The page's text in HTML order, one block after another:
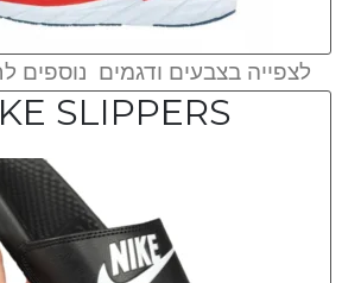
לצפייה בצבעים ודגמים נוספים
SLIPPERS